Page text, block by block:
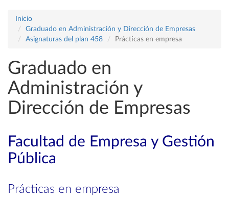
Inicio
Graduado en Administración y Dirección de Empresas
Asignaturas del plan 458
Prácticas en empresa
Graduado en
Administración y
Dirección de Empresas
Facultad de Empresa y Gestión
Pública
Prácticas en empresa